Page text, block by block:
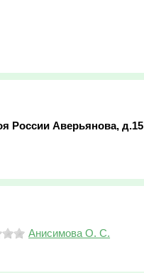
России Аверьянова, д.15
Анисимова О. С.